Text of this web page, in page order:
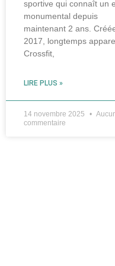
sportive qui connaît un
monumental depuis
maintenant 2 ans.
2017, longtemps
Crossfit,
LIRE PLUS »
14 novembre 2025
commentaire